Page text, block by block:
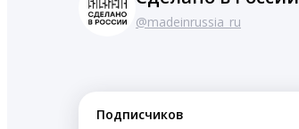
@madeinrussia_ru
Подписчиков